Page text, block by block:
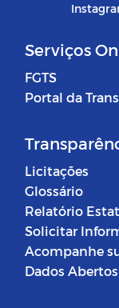
Serviços
FGTS
Portal da
Licitações
Glossário
Relatório
Solicitar
Acompanhe
Dados Abertos